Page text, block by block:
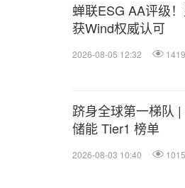
蝉联ESG AA评级
获Wind权威认可
2026-08-05 12:32 1419
跻身全球第一梯队
储能 Tier1 榜单
2026-08-03 10:40 1015